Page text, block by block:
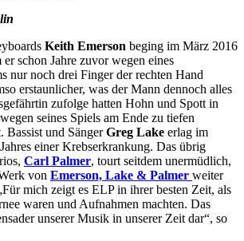
Keith Emerson beging im März 2016
er schon Jahre zuvor wegen eines
nur noch drei Finger der rechten Hand
erstaunlicher, was der Mann dennoch alles
zufolge hatten Hohn und Spott in
seines Spiels am Ende zu tiefen
Bassist und SängerGreg Lake erlag im
einer Krebserkrankung. Das übrig
Carl Palmer, tourt seitdem unermüdlich,
von Emerson, Lake & Palmer weiter
mich zeigt es ELP in ihrer besten Zeit, als
waren und Aufnahmen machten. Das
unserer Musik in unserer Zeit dar“, so